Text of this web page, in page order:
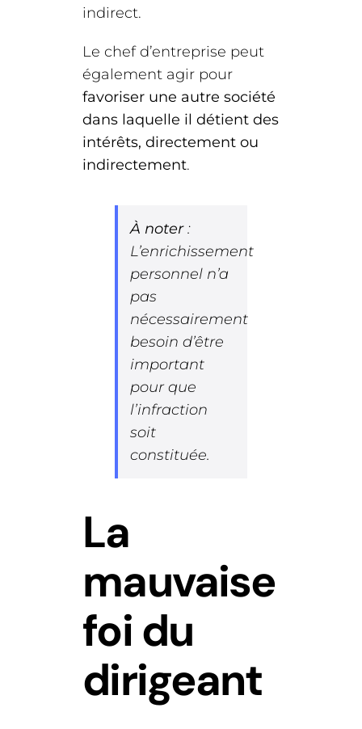
indirect.
Le chef d’entreprise peut
également agir pour
favoriser une autre société
dans laquelle il détient des
intérêts, directement ou
indirectement.
À noter:
L’enrichissement
personnel n’a
pas
nécessairement
besoin d’être
important
pour que
l’infraction
soit
constituée.
La
mauvaise
foi du
dirigeant